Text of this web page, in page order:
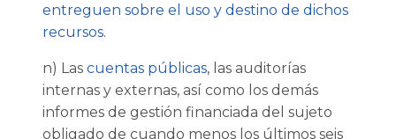
entreguen sobre el uso y destino de dichos
recursos.
n) Las cuentas públicas, las auditorías
internas y externas, así como los demás
informes de gestión financiada del sujeto
obligado de cuando menos los últimos seis